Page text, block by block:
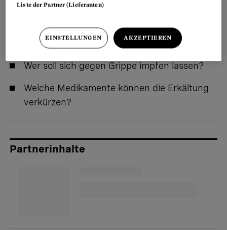
Arzt?
Was unterscheidet eine Erkältung von einer
Grippe?
Wer soll sich gegen Grippe impfen lassen?
Welche Medikamente können die Erkältung
verkürzen?
Partnerinhalte
Liste der Partner (Lieferanten)
EINSTELLUNGEN AKZEPTIEREN